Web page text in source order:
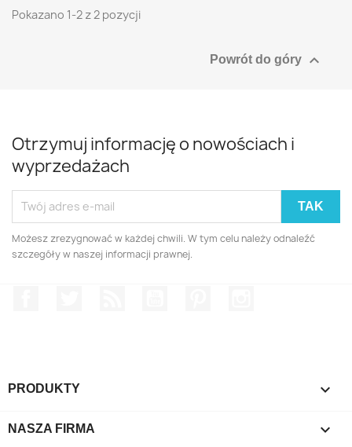
Pokazano 1-2 z 2 pozycji
Powrót do góry 
Otrzymuj informację o nowościach i
wyprzedażach
Możesz zrezygnować w każdej chwili. W tym celu należy odnaleźć
szczegóły w naszej informacji prawnej.
PRODUKTY 
NASZA FIRMA 